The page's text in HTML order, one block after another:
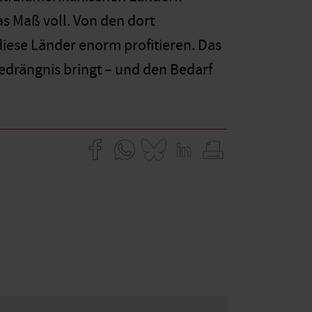
Maß voll. Von den dort
Länder enorm profitieren. Das
bringt – und den Bedarf